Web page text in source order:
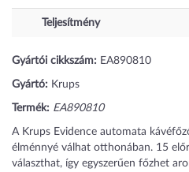
Teljesítmény
Gyártói cikkszám: EA890810
Gyártó: Krups
Termék: EA890810
A Krups Evidence automata
élménnyé válhat otthonában. 15
választhat, így egyszerűen főzhet